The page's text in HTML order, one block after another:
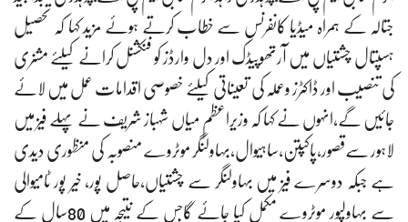
جتالہ کے ہمراہ میڈیا کانفرنس سے خطاب کرتے ہوئے مزید کہا کہ تحصیل
ہسپتال چشتیاں میں آرتھوپیڈک اور دل وارڈز کو فنکشنل کرانے کیلئے مشنری
کی تنصیب اور ڈاکٹرز وعملہ کی تعیناتی کیلئے خصوصی اقدامات عمل میں لائے
جائیں گے،انہوں نے کہا کہ وزیراعظم میاں شہباز شریف نے پہلے فیز میں
لاہور سےقصور،پاکپتن،ساہیوال،بہاولنگر موٹروے منصوبہ کی منظوری دیدی
ہے جبکہ دوسرے فیز میں بہاولنگر سے چشتیاں،حاصل پور، خیر پور ٹامیوالی
سے بہاولپور موٹروے مکمل کیا جائے گاجس کے نتیجہ میں 80سال کے